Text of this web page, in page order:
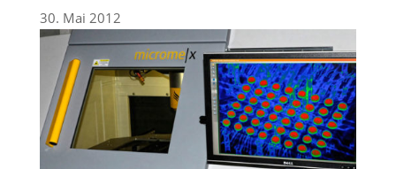
30. Mai 2012